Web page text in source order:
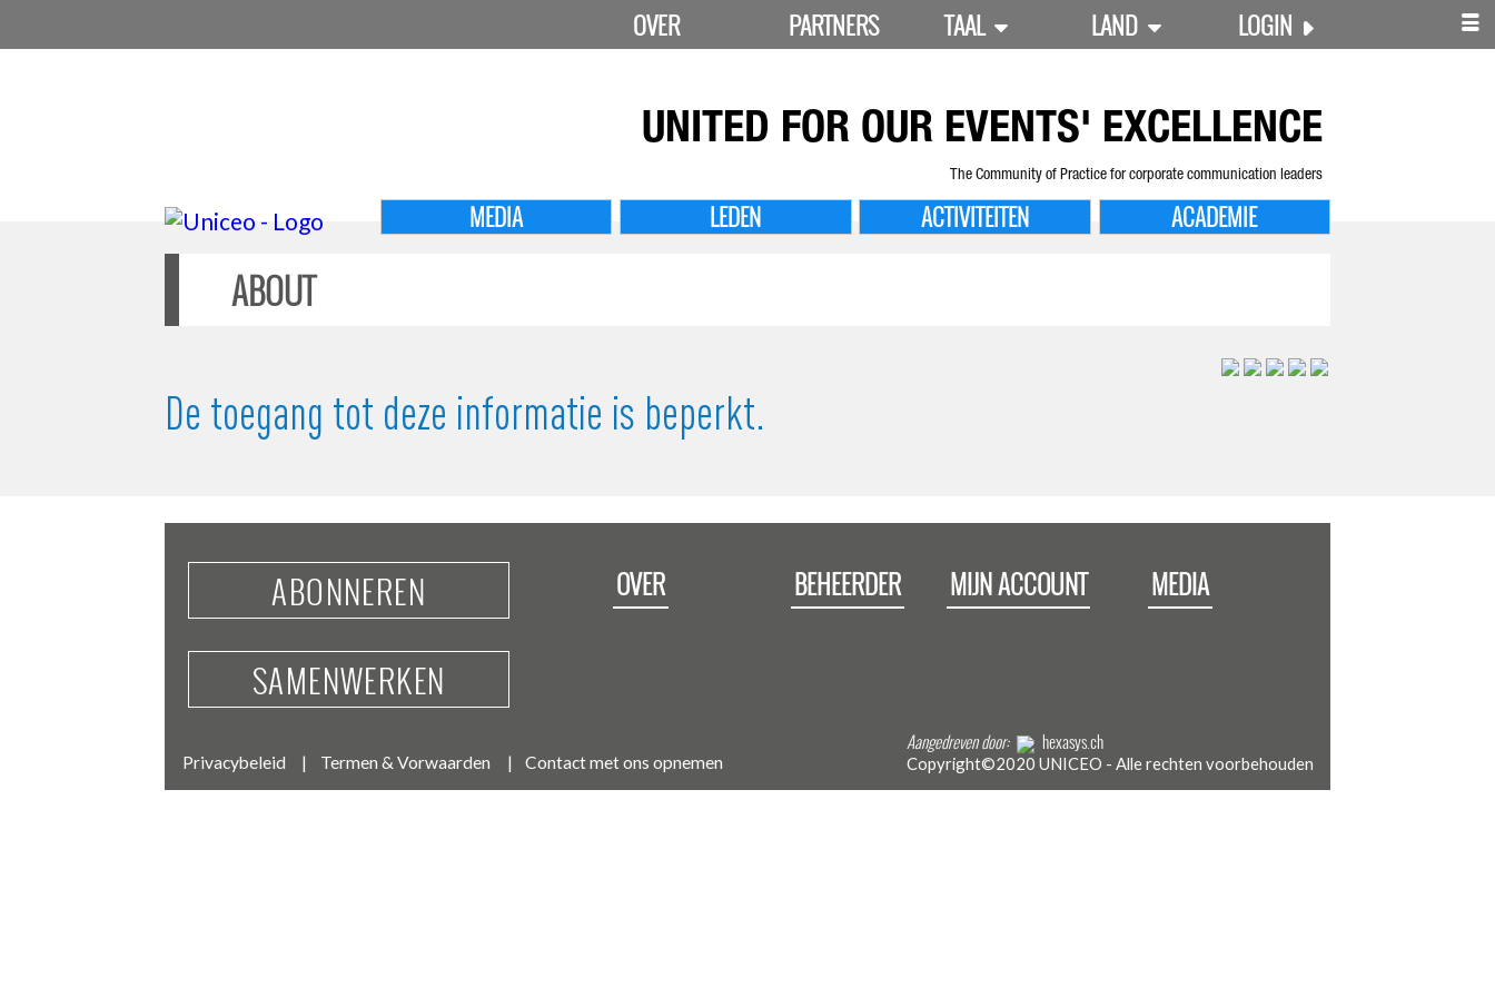
OVER PARTNERS TAAL LAND LOGIN
UNITED FOR OUR EVENTS' EXCELLENCE
The Community of Practice for corporate communication leaders
MEDIA LEDEN ACTIVITEITEN ACADEMIE
ABOUT
De toegang tot deze informatie is beperkt.
ABONNEREN
SAMENWERKEN
OVER BEHEERDER MIJN ACCOUNT MEDIA
Privacybeleid Termen & Vorwaarden Contact met ons opnemen
Aangedreven door: hexasys.ch
Copyright©2020 UNICEO - Alle rechten voorbehouden